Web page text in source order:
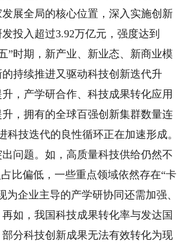
展全局的核心位置，深入实施创新
投入超过3.92万亿元，强度达到
”时期，新产业、新业态、新商业模
持续推进又驱动科技创新迭代升
，产学研合作、科技成果转化应用
，拥有的全球百强创新集群数量连
技迭代的良性循环正在加速形成。
问题。如，高质量科技供给仍然不
比偏低，一些重点领域依然存在“卡
企业主导的产学研协同还需加强、
如，我国科技成果转化率与发达国
分科技创新成果无法有效转化为现